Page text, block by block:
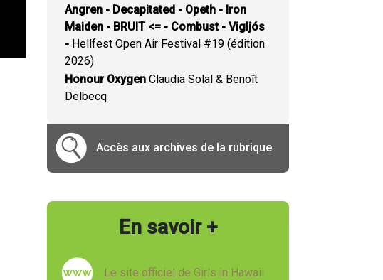
Angren - Decapitated - Opeth - Iron
Maiden - BRUIT <= - Combust - Vigljós
- Hellfest Open Air Festival #19 (édition
2026)
Honour Oxygen Claudia Solal & Benoît
Delbecq
Accès aux archives de la rubrique
En savoir +
Le site officiel de Girls in Hawaii